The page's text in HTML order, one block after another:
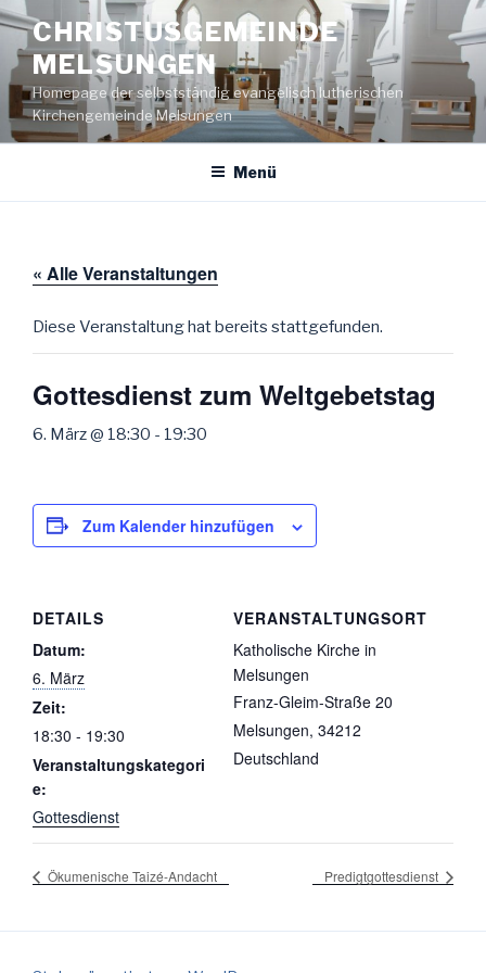
Zum
Inhalt
springen
CHRISTUSGEMEINDE
MELSUNGEN
Homepage der selbstständig evangelisch lutherischen
Kirchengemeinde Melsungen
Menü
« Alle Veranstaltungen
Diese Veranstaltung hat bereits stattgefunden.
Gottesdienst zum Weltgebetstag
6. März @ 18:30 - 19:30
Zum Kalender hinzufügen
DETAILS
Datum:
6. März
Zeit:
18:30 - 19:30
Veranstaltungskategori
e:
Gottesdienst
VERANSTALTUNGSORT
Katholische Kirche in
Melsungen
Franz-Gleim-Straße 20
Melsungen, 34212
Deutschland
Ökumenische Taizé-Andacht Predigtgottesdienst